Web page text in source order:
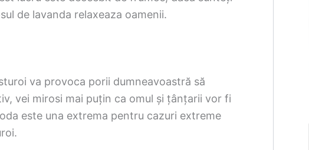
de lavanda relaxeaza oamenii.
va provoca porii dumneavoastră să
vei mirosi mai puțin ca omul și țânțarii vor fi
este una extrema pentru cazuri extreme